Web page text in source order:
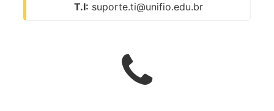
T.I: suporte.ti@unifio.edu.br